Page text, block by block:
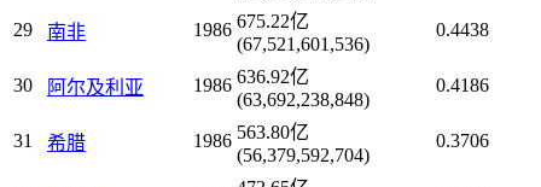
29 南非 1986 675.22亿
(67,521,601,536)
0.4438
30 阿尔及利亚 1986 636.92亿
(63,692,238,848)
0.4186
31 希腊 1986 563.80亿
(56,379,592,704)
0.3706